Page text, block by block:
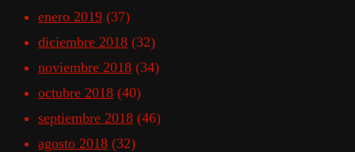
enero 2019 (37)
diciembre 2018 (32)
noviembre 2018 (34)
octubre 2018 (40)
septiembre 2018 (46)
agosto 2018 (32)